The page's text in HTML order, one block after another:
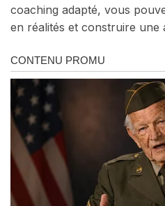
coaching adapté, vous
en réalités et construire une